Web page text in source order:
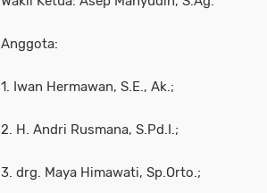
Anggota:
1. Iwan Hermawan, S.E., Ak.;
2. H. Andri Rusmana, S.Pd.I.;
3. drg. Maya Himawati, Sp.Orto.;